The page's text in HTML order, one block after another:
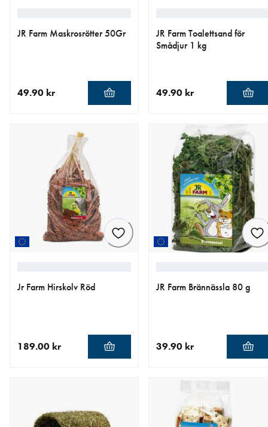
JR Farm Maskrosrötter 50Gr
49.90 kr
JR Farm Toalettsand för
Smådjur 1 kg
49.90 kr
Jr Farm Hirskolv Röd
189.00 kr
JR Farm Brännässla 80 g
39.90 kr